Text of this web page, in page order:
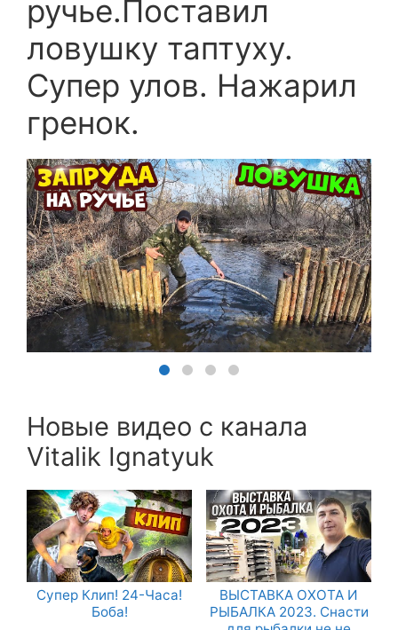
ручье.Поставил
ловушку таптуху.
Супер улов. Нажарил
гренок.
Новые видео с канала
Vitalik Ignatyuk
Супер Клип! 24-Часа!
Боба!
ВЫСТАВКА ОХОТА И
РЫБАЛКА 2023. Снасти